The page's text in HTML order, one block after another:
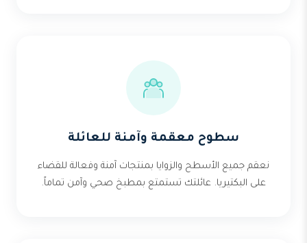
سطوح معقمة وآمنة للعائلة
نعقم جميع الأسطح والزوايا بمنتجات آمنة وفعالة للقضاء
على البكتيريا. عائلتك تستمتع بمطبخ صحي وآمن تماماً.